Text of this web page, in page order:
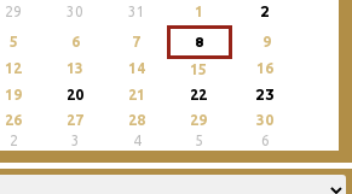
29 30 31 1 2
5 6 7 8
9
12 13 14 15
16
19 20 21 22 23
26 27 28 29
30
2 3 4 5 6